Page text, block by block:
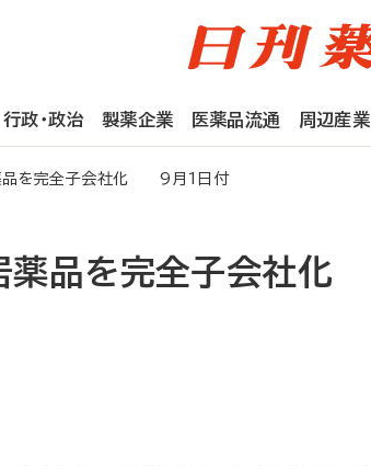
行政・政治 製薬企業 医薬品流通 周辺産業
品を完全子会社化 9月1日付
薬品を完全子会社化